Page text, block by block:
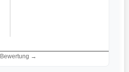
Bewertung →